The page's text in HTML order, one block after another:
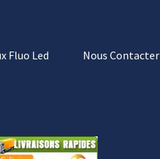
Fluo Led Nous Contacter